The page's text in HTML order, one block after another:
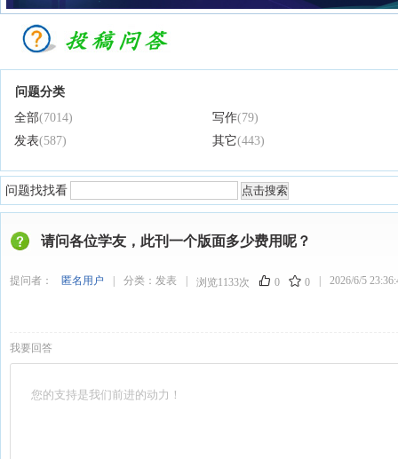
问题分类
全部(7014) 写作(79)
发表(587) 其它(443)
问题找找看
请问各位学友，此刊一个版面多少费用呢？
提问者： 匿名用户 分类： 发表 浏览1133次 0 0 2026/6/5
我要回答